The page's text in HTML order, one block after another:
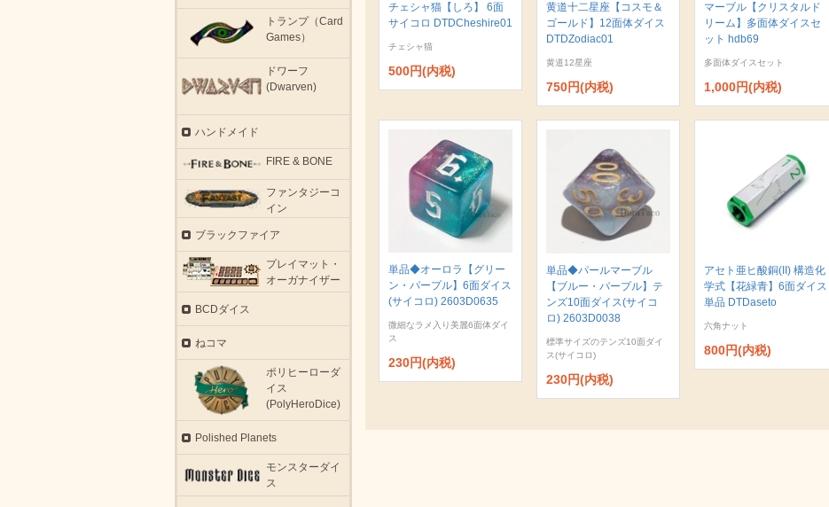
チェシャ猫【しろ】 6面
サイコロ DTDCheshire01
チェシャ猫
500円(内税)
黄道十二星座【コスモ＆
ゴールド】12面体ダイス
DTDZodiac01
黄道12星座
750円(内税)
マーブル【クリスタルド
リーム】多面体ダイスセ
ット hdb69
多面体ダイスセット
1,000円(内税)
単品◆オーロラ【グリー
ン・パープル】6面ダイス
(サイコロ) 2603D0635
微細なラメ入り美麗6面体ダイ
ス
230円(内税)
単品◆パールマーブル
【ブルー・パープル】テ
ンズ10面ダイス(サイコ
ロ) 2603D0038
標準サイズのテンズ10面ダイ
ス(サイコロ)
230円(内税)
アセト亜ヒ酸銅(II) 構造化
学式【花緑青】6面ダイス
単品 DTDaseto
六角ナット
800円(内税)
トランプ（Card
Games）
ドワーフ
(Dwarven)
ハンドメイド
FIRE & BONE
ファンタジーコ
イン
ブラックファイア
プレイマット・
オーガナイザー
BCDダイス
ねコマ
ポリヒーローダ
イス
(PolyHeroDice)
Polished Planets
モンスターダイ
ス